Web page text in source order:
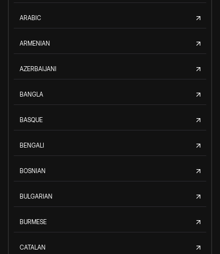
ARABIC
ARMENIAN
AZERBAIJANI
BANGLA
BASQUE
BENGALI
BOSNIAN
BULGARIAN
BURMESE
CATALAN